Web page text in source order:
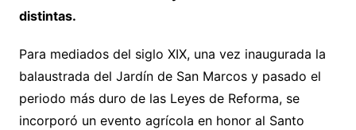
distintas.
Para mediados del siglo XIX, una vez inaugurada la
balaustrada del Jardín de San Marcos y pasado el
periodo más duro de las Leyes de Reforma, se
incorporó un evento agrícola en honor al Santo